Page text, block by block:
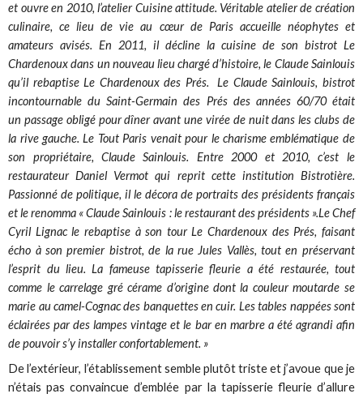
et ouvre en 2010, l’atelier Cuisine attitude. Véritable atelier de création
culinaire, ce lieu de vie au cœur de Paris accueille néophytes et
amateurs avisés. En 2011, il décline la cuisine de son bistrot Le
Chardenoux dans un nouveau lieu chargé d’histoire, le Claude Sainlouis
qu’il rebaptise Le Chardenoux des Prés. Le Claude Sainlouis, bistrot
incontournable du Saint-Germain des Prés des années 60/70 était
un passage obligé pour dîner avant une virée de nuit dans les clubs de
la rive gauche. Le Tout Paris venait pour le charisme emblématique de
son propriétaire, Claude Sainlouis. Entre 2000 et 2010, c’est le
restaurateur Daniel Vermot qui reprit cette institution Bistrotière.
Passionné de politique, il le décora de portraits des présidents français
et le renomma « Claude Sainlouis : le restaurant des présidents ».Le Chef
Cyril Lignac le rebaptise à son tour Le Chardenoux des Prés, faisant
écho à son premier bistrot, de la rue Jules Vallès, tout en préservant
l’esprit du lieu. La fameuse tapisserie fleurie a été restaurée, tout
comme le carrelage gré cérame d’origine dont la couleur moutarde se
marie au camel-Cognac des banquettes en cuir. Les tables nappées sont
éclairées par des lampes vintage et le bar en marbre a été agrandi afin
de pouvoir s’y installer confortablement. »
De l’extérieur, l’établissement semble plutôt triste et j’avoue que je
n’étais pas convaincue d’emblée par la tapisserie fleurie d’allure